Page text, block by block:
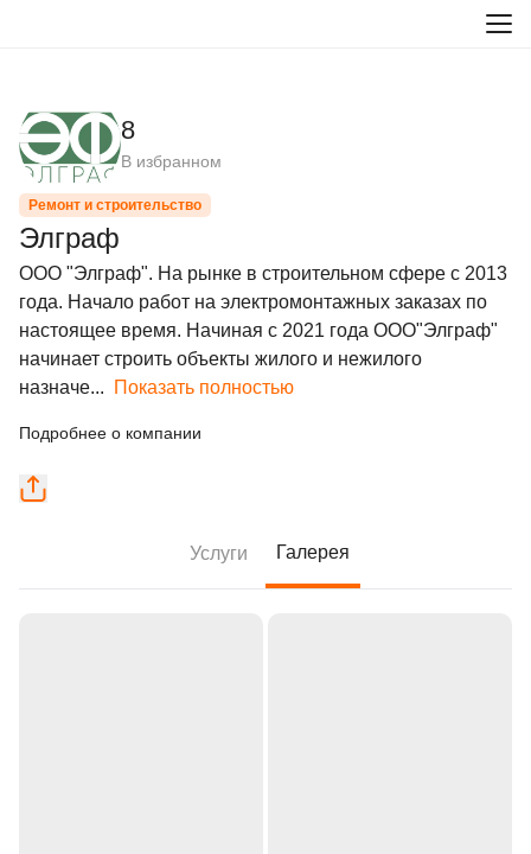
8
В избранном
Ремонт и строительство
Элграф
ООО "Элграф". На рынке в строительном сфере с 2013
года. Начало работ на электромонтажных заказах по
настоящее время. Начиная с 2021 года ООО"Элграф"
начинает строить объекты жилого и нежилого
назначе... Показать полностью
Подробнее о компании
Услуги Галерея